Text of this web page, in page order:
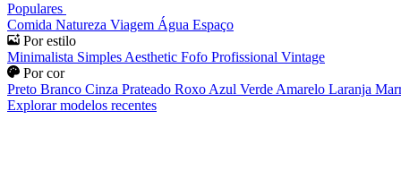
Populares
Comida Natureza Viagem Água Espaço
Por estilo
Minimalista Simples Aesthetic Fofo Profissional Vintage
Por cor
Preto Branco Cinza Prateado Roxo Azul Verde Amarelo Laranja
Explorar modelos recentes